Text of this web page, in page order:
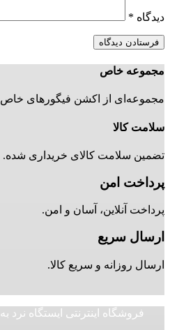
دیدگاه *
مجموعه خاص
مجموعه‌ای از اکشن فیگورهای خاص
سلامت کالا
تضمین سلامت کالای خریداری شده.
پرداخت امن
پرداخت آنلاین، آسان و امن.
ارسال سریع
ارسال روزانه و سریع کالا.